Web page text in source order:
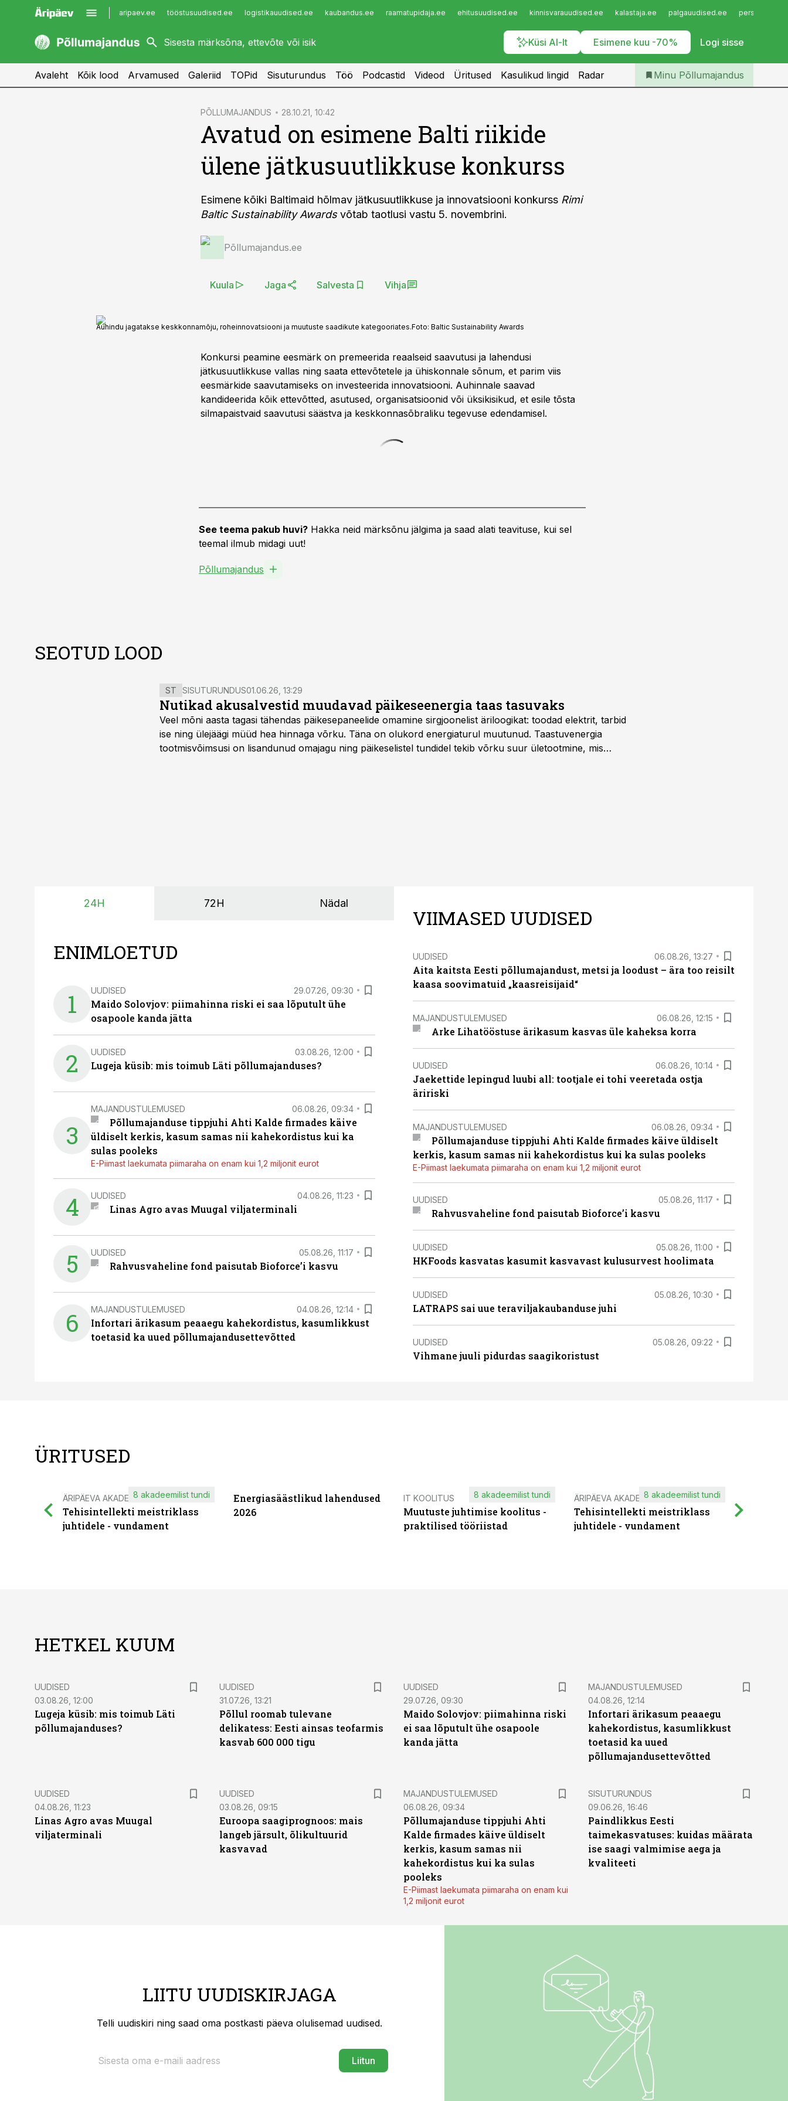
aripaev.ee tööstusuudised.ee logistikauudised.ee kaubandus.ee raamatupidaja.ee ehitusuudised.ee kinnisvarauudised.ee kalastaja.ee palgauudised.ee
Küsi AI-lt Esimene kuu -70% Logi sisse
kaubandus.ee
kinnisvarauudised.ee
imelineajalugu.ee
Infopank
Iseteenindus
Telli Põllumajandus
Avaleht Kõik lood Arvamused Galeriid TOPid Sisuturundus Töö Podcastid Videod Üritused Kasulikud lingid Radar Minu Põllumajandus
PÕLLUMAJANDUS 28.10.21, 10:42
Avatud on esimene Balti riikide
ülene jätkusuutlikkuse konkurss
Esimene kõiki Baltimaid hõlmav jätkusuutlikkuse ja innovatsiooni konkurss Rimi
Baltic Sustainability Awardsvõtab taotlusi vastu 5. novembrini.
Põllumajandus.ee
Kuula Jaga Salvesta Vihja
Auhindu jagatakse keskkonnamõju, roheinnovatsiooni ja muutuste saadikute kategooriates.Foto: Baltic Sustainability Awards
Konkursi peamine eesmärk on premeerida reaalseid saavutusi ja lahendusi
jätkusuutlikkuse vallas ning saata ettevõtetele ja ühiskonnale sõnum, et parim viis
eesmärkide saavutamiseks on investeerida innovatsiooni. Auhinnale saavad
kandideerida kõik ettevõtted, asutused, organisatsioonid või üksikisikud, et esile tõsta
silmapaistvaid saavutusi säästva ja keskkonnasõbraliku tegevuse edendamisel.
See teema pakub huvi? Hakka neid märksõnu jälgima ja saad alati teavituse, kui sel
teemal ilmub midagi uut!
Põllumajandus
SEOTUD LOOD
ST SISUTURUNDUS01.06.26, 13:29
Nutikad akusalvestid muudavad päikeseenergia taas tasuvaks
Veel mõni aasta tagasi tähendas päikesepaneelide omamine sirgjoonelist äriloogikat: toodad elektrit, tarbid
ise ning ülejäägi müüd hea hinnaga võrku. Täna on olukord energiaturul muutunud. Taastuvenergia
tootmisvõimsusi on lisandunud omajagu ning päikeselistel tundidel tekib võrku suur ületootmine, mis
24H 72H Nädal
ENIMLOETUD
1 UUDISED 29.07.26, 09:30
Maido Solovjov: piimahinna riski ei saa lõputult ühe
osapoole kanda jätta
2 UUDISED 03.08.26, 12:00
Lugeja küsib: mis toimub Läti põllumajanduses?
3
MAJANDUSTULEMUSED 06.08.26, 09:34
Põllumajanduse tippjuhi Ahti Kalde firmades käive
üldiselt kerkis, kasum samas nii kahekordistus kui ka
sulas pooleks
E-Piimast laekumata piimaraha on enam kui 1,2 miljonit eurot
4 UUDISED 04.08.26, 11:23
Linas Agro avas Muugal viljaterminali
5 UUDISED 05.08.26, 11:17
Rahvusvaheline fond paisutab Bioforce’i kasvu
6 MAJANDUSTULEMUSED 04.08.26, 12:14
Infortari ärikasum peaaegu kahekordistus, kasumlikkust
toetasid ka uued põllumajandusettevõtted
VIIMASED UUDISED
UUDISED 06.08.26, 13:27
Aita kaitsta Eesti põllumajandust, metsi ja loodust – ära too reisilt
kaasa soovimatuid „kaasreisijaid“
MAJANDUSTULEMUSED 06.08.26, 12:15
Arke Lihatööstuse ärikasum kasvas üle kaheksa korra
UUDISED 06.08.26, 10:14
Jaekettide lepingud luubi all: tootjale ei tohi veeretada ostja
äririski
MAJANDUSTULEMUSED 06.08.26, 09:34
Põllumajanduse tippjuhi Ahti Kalde firmades käive üldiselt
kerkis, kasum samas nii kahekordistus kui ka sulas pooleks
E-Piimast laekumata piimaraha on enam kui 1,2 miljonit eurot
UUDISED 05.08.26, 11:17
Rahvusvaheline fond paisutab Bioforce’i kasvu
UUDISED 05.08.26, 11:00
HKFoods kasvatas kasumit kasvavast kulusurvest hoolimata
UUDISED 05.08.26, 10:30
LATRAPS sai uue teraviljakaubanduse juhi
UUDISED 05.08.26, 09:22
Vihmane juuli pidurdas saagikoristust
ÜRITUSED
ÄRIPÄEVA AKADEEMIA
Tehisintellekti meistriklass
juhtidele - vundament
8 akadeemilist tundi
Energiasäästlikud lahendused
2026
IT KOOLITUS
Muutuste juhtimise koolitus -
praktilised tööriistad
8 akadeemilist tundi ÄRIPÄEVA AKADEEMIA
Tehisintellekti meistriklass
juhtidele - vundament
8 akadeemilist tundi
HETKEL KUUM
UUDISED
03.08.26, 12:00
Lugeja küsib: mis toimub Läti
põllumajanduses?
UUDISED
31.07.26, 13:21
Põllul roomab tulevane
delikatess: Eesti ainsas teofarmis
kasvab 600 000 tigu
UUDISED
29.07.26, 09:30
Maido Solovjov: piimahinna riski
ei saa lõputult ühe osapoole
kanda jätta
MAJANDUSTULEMUSED
04.08.26, 12:14
Infortari ärikasum peaaegu
kahekordistus, kasumlikkust
toetasid ka uued
põllumajandusettevõtted
UUDISED
04.08.26, 11:23
Linas Agro avas Muugal
viljaterminali
UUDISED
03.08.26, 09:15
Euroopa saagiprognoos: mais
langeb järsult, õlikultuurid
kasvavad
MAJANDUSTULEMUSED
06.08.26, 09:34
Põllumajanduse tippjuhi Ahti
Kalde firmades käive üldiselt
kerkis, kasum samas nii
kahekordistus kui ka sulas
pooleks
E-Piimast laekumata piimaraha on enam kui
1,2 miljonit eurot
ST
SISUTURUNDUS
09.06.26, 16:46
Paindlikkus Eesti
taimekasvatuses: kuidas määrata
ise saagi valmimise aega ja
kvaliteeti
LIITU UUDISKIRJAGA
Telli uudiskiri ning saad oma postkasti päeva olulisemad uudised.
Liitun